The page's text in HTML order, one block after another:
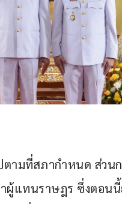
ตามที่สภากำหนด ส่ว
แทนราษฎร ซึ่งตอนนี้